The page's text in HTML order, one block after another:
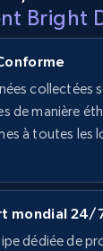
products
inventory id,
count
Bright
collectées
de manière
à toutes les
mondial 24/
dédiée de